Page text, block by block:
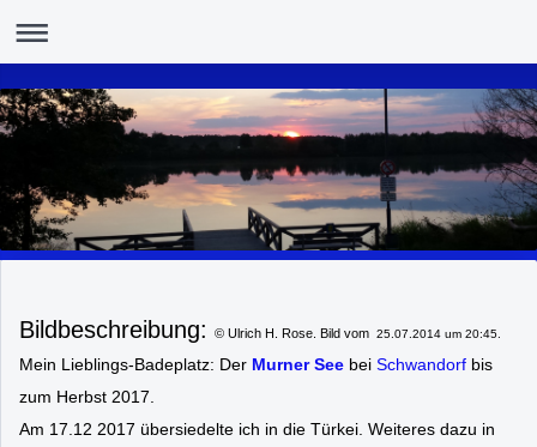
Bildbeschreibung: © Ulrich H. Rose. Bild vom 25.07.2014 um 20:45.
Mein Lieblings-Badeplatz: Der Murner See bei Schwandorf bis
zum Herbst 2017.
Am 17.12 2017 übersiedelte ich in die Türkei. Weiteres dazu in